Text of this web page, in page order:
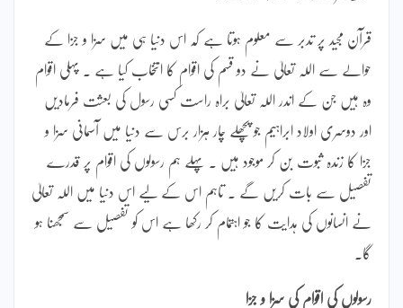
قرآن مجید پر تدبر سے معلوم ہوتا ہے کہ اس دنیا ہی میں سزا و جزا کے
حوالے سے اللہ تعالیٰ نے دو قسم کی اقوام کا انتخاب کیا ہے ۔ پہلی اقوام
وہ ہیں جن کے اندر اللہ تعالیٰ براہ راست کسی رسول کی بعثت فرمادیں
اور دوسری اولاد ابراہیم جو پچھلے چار ہزار برس سے دنیا میں آسمانی سزا و
جزا کا زندہ ثبوت بن کر موجود ہیں ۔ پہلے ہم رسولوں کی اقوام پر قدرے
تفصیل سے بات کریں گے ۔ تاہم اس کے لیے اس دنیا میں اللہ تعالیٰ
نے انسانوں کی ہدایت کا جو اہتمام کر رکھا ہے اس کو تفصیل سے سمجھنا ہو
گا۔
رسولوں کی اقوام کی سزا و جزا